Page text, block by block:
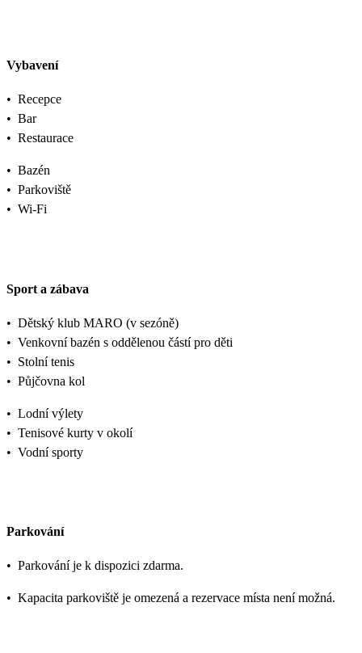
Vybavení
• Recepce
• Bar
• Restaurace
• Bazén
• Parkoviště
• Wi-Fi
Sport a zábava
• Dětský klub MARO (v sezóně)
• Venkovní bazén s oddělenou částí pro děti
• Stolní tenis
• Půjčovna kol
• Lodní výlety
• Tenisové kurty v okolí
• Vodní sporty
Parkování
• Parkování je k dispozici zdarma.
• Kapacita parkoviště je omezená a rezervace místa není možná.